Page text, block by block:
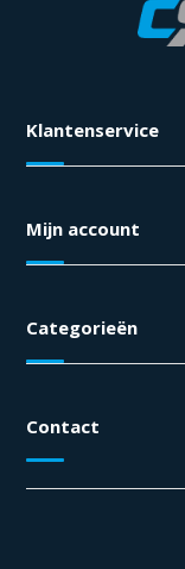
Klantenservice
Mijn account
Categorieën
Contact